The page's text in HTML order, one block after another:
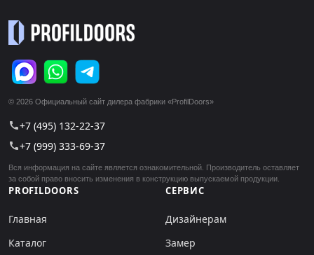
© 2026 Официальный сайт дилера фабрики «ProfilDoors»
call+7 (495) 132-22-37
call+7 (999) 333-69-37
Вся информация на сайте является ознакомительной. Производитель оставляет
за собой право вносить изменения в конструкцию выпускаемой продукции.
PROFILDOORS
Главная
Каталог
СЕРВИС
Дизайнерам
Замер